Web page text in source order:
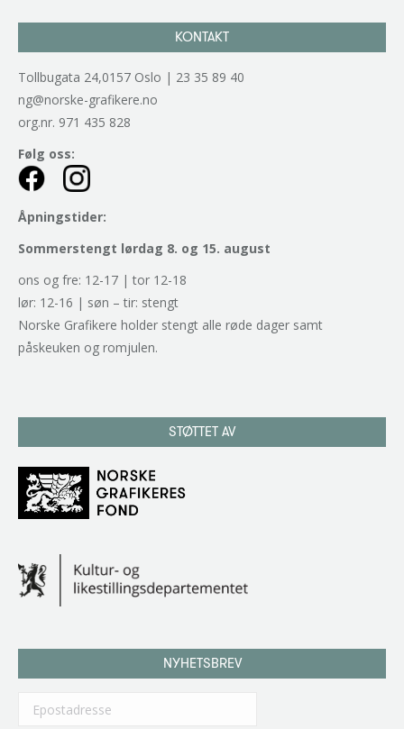
KONTAKT
Tollbugata 24,0157 Oslo | 23 35 89 40
ng@norske-grafikere.no
org.nr. 971 435 828
Følg oss:
Åpningstider:
Sommerstengt lørdag 8. og 15. august
ons og fre: 12-17 | tor 12-18
lør: 12-16 | søn – tir: stengt
Norske Grafikere holder stengt alle røde dager samt
påskeuken og romjulen.
STØTTET AV
NYHETSBREV